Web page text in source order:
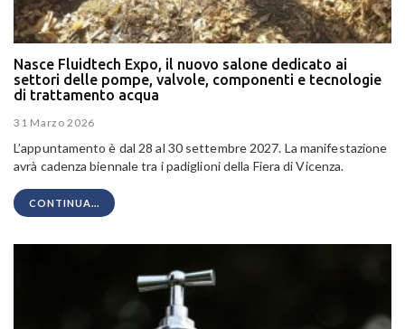
Nasce Fluidtech Expo, il nuovo salone dedicato ai
settori delle pompe, valvole, componenti e tecnologie
di trattamento acqua
31 Marzo 2026
L’appuntamento è dal 28 al 30 settembre 2027. La manifestazione
avrà cadenza biennale tra i padiglioni della Fiera di Vicenza.
CONTINUA...